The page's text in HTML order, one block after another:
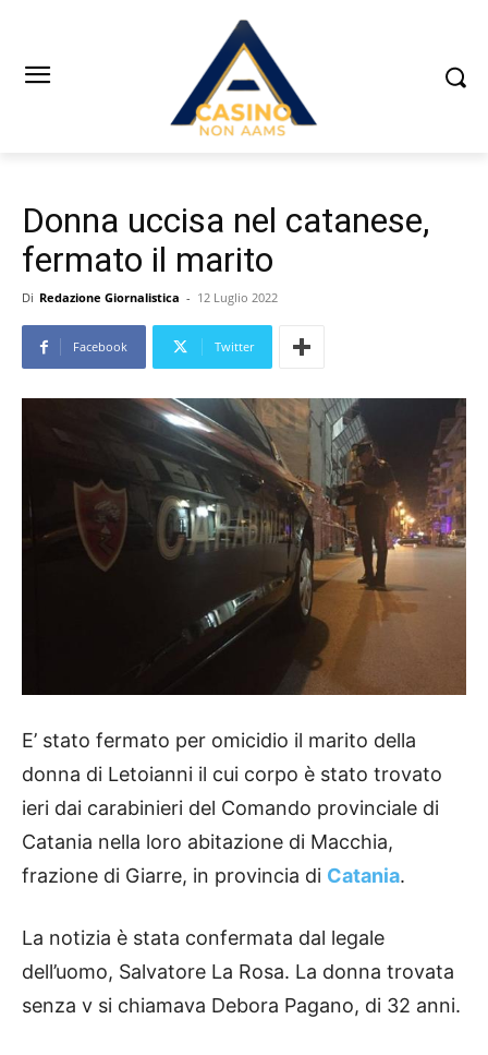
Donna uccisa nel catanese,
fermato il marito
Di Redazione Giornalistica - 12 Luglio 2022
Facebook Twitter
E’ stato fermato per omicidio il marito della
donna di Letoianni il cui corpo è stato trovato
ieri dai carabinieri del Comando provinciale di
Catania nella loro abitazione di Macchia,
frazione di Giarre, in provincia di Catania.
La notizia è stata confermata dal legale
dell’uomo, Salvatore La Rosa. La donna trovata
senza v si chiamava Debora Pagano, di 32 anni.